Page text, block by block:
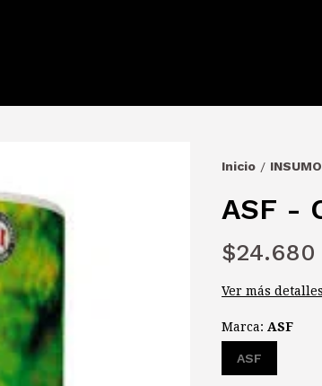
Inicio /
ASF -
$24.680
Ver más detalles
Marca: ASF
ASF